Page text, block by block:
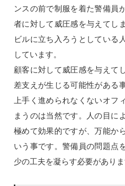
ンスの前で制服を着た警備員
者に対して威圧感を与えてし
ビルに立ち入ろうとしている
しています。
顧客に対して威圧感を与えて
差支えが生じる可能性がある
上手く進められなくないオフ
まうのは当然です。人の目に
極めて効果的ですが、万能か
いう事です。警備員の問題点
少の工夫を凝らす必要がありま